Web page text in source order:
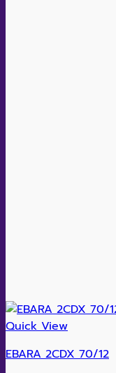
Quick View
EBARA 2CDX 70/12